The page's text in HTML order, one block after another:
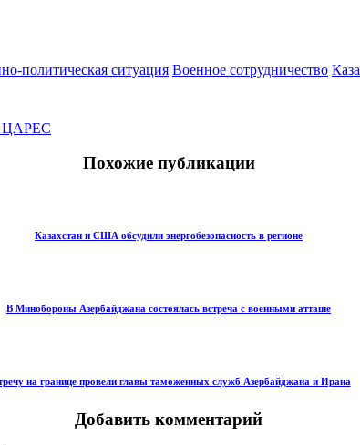
политическая ситуация Военное сотрудничество
ЦАРЕС
Похожие публикации
Казахстан и США обсудили энергобезопасность в регионе
В Минобороны Азербайджана состоялась встреча с военными атташе
на границе провели главы таможенных служб Азербайджана и Ирана
Добавить комментарий